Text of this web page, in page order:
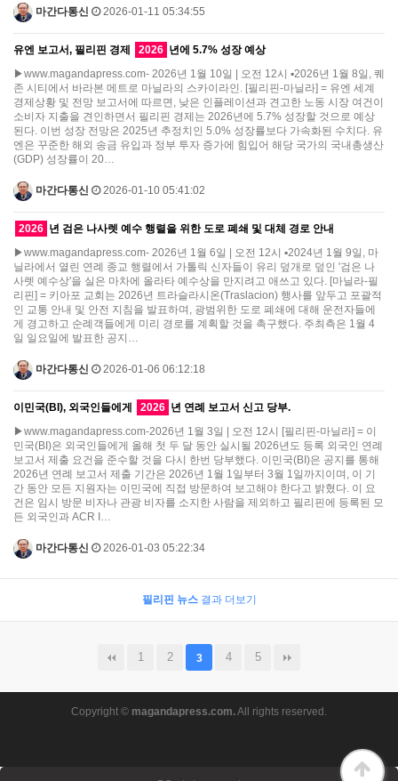
마간다통신 2026-01-11 05:34:55
유엔 보고서, 필리핀 경제 2026 년에 5.7% 성장 예상
▶www.magandapress.com- 2026년 1월 10일 | 오전 12시 ▪2026년 1월 8일, 퀘
존 시티에서 바라본 메트로 마닐라의 스카이라인. [필리핀-마닐라] = 유엔 세계
경제상황 및 전망 보고서에 따르면, 낮은 인플레이션과 견고한 노동 시장 여건이
소비자 지출을 견인하면서 필리핀 경제는 2026년에 5.7% 성장할 것으로 예상
된다. 이번 성장 전망은 2025년 추정치인 5.0% 성장률보다 가속화된 수치다. 유
엔은 꾸준한 해외 송금 유입과 정부 투자 증가에 힘입어 해당 국가의 국내총생산
(GDP) 성장률이 20…
마간다통신 2026-01-10 05:41:02
2026 년 검은 나사렛 예수 행렬을 위한 도로 폐쇄 및 대체 경로 안내
▶www.magandapress.com- 2026년 1월 6일 | 오전 12시 ▪2024년 1월 9일, 마
닐라에서 열린 연례 종교 행렬에서 가톨릭 신자들이 유리 덮개로 덮인 '검은 나
사렛 예수상'을 실은 마차에 올라타 예수상을 만지려고 애쓰고 있다. [마닐라-필
리핀] = 키아포 교회는 2026년 트라슬라시온(Traslacion) 행사를 앞두고 포괄적
인 교통 안내 및 안전 지침을 발표하며, 광범위한 도로 폐쇄에 대해 운전자들에
게 경고하고 순례객들에게 미리 경로를 계획할 것을 촉구했다. 주최측은 1월 4
일 일요일에 발표한 공지…
마간다통신 2026-01-06 06:12:18
이민국(BI), 외국인들에게 2026 년 연례 보고서 신고 당부.
▶www.magandapress.com-2026년 1월 3일 | 오전 12시 [필리핀-마닐라] = 이
민국(BI)은 외국인들에게 올해 첫 두 달 동안 실시될 2026년도 등록 외국인 연례
보고서 제출 요건을 준수할 것을 다시 한번 당부했다. 이민국(BI)은 공지를 통해
2026년 연례 보고서 제출 기간은 2026년 1월 1일부터 3월 1일까지이며, 이 기
간 동안 모든 지원자는 이민국에 직접 방문하여 보고해야 한다고 밝혔다. 이 요
건은 임시 방문 비자나 관광 비자를 소지한 사람을 제외하고 필리핀에 등록된 모
든 외국인과 ACR I…
마간다통신 2026-01-03 05:22:34
필리핀 뉴스결과 더보기
1 2 3 4 5
Copyright © magandapress.com.All rights reserved.